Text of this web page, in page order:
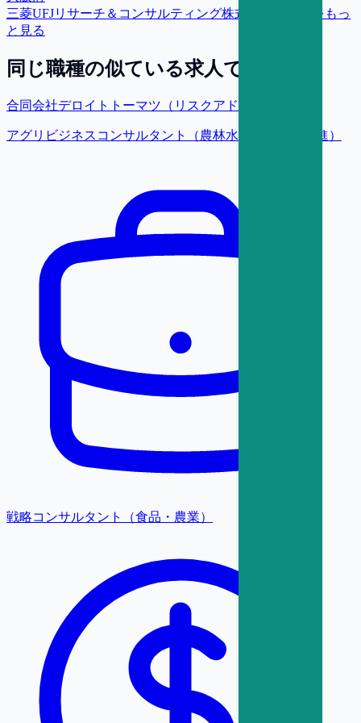
三菱UFJリサーチ＆コンサルティング株式会社
の求人をもっ
と見る
同じ職種の似ている求人で探す
合同会社デロイトトーマツ（リスクアドバイザリー）
アグリビジネスコンサルタント（農林水産ビジネス推進）
戦略コンサルタント（食品・農業）